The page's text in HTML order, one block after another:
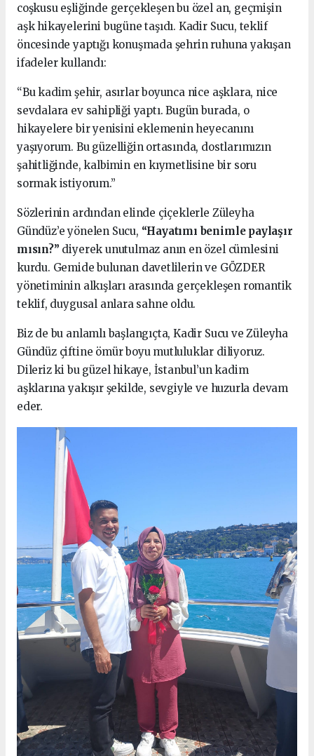
coşkusu eşliğinde gerçekleşen bu özel an, geçmişin
aşk hikayelerini bugüne taşıdı. Kadir Sucu, teklif
öncesinde yaptığı konuşmada şehrin ruhuna yakışan
ifadeler kullandı:
“Bu kadim şehir, asırlar boyunca nice aşklara, nice
sevdalara ev sahipliği yaptı. Bugün burada, o
hikayelere bir yenisini eklemenin heyecanını
yaşıyorum. Bu güzelliğin ortasında, dostlarımızın
şahitliğinde, kalbimin en kıymetlisine bir soru
sormak istiyorum.”
Sözlerinin ardından elinde çiçeklerle Züleyha
Gündüz’e yönelen Sucu, “Hayatımı benimle paylaşır
mısın?” diyerek unutulmaz anın en özel cümlesini
kurdu. Gemide bulunan davetlilerin ve GÖZDER
yönetiminin alkışları arasında gerçekleşen romantik
teklif, duygusal anlara sahne oldu.
Biz de bu anlamlı başlangıçta, Kadir Sucu ve Züleyha
Gündüz çiftine ömür boyu mutluluklar diliyoruz.
Dileriz ki bu güzel hikaye, İstanbul’un kadim
aşklarına yakışır şekilde, sevgiyle ve huzurla devam
eder.